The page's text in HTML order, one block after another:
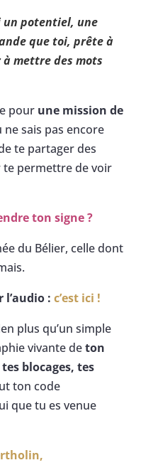
un potentiel, une
que toi, prête à
mettre des mots
pour une mission de
sais pas encore
te partager des
permettre de voir
ton signe ?
du Bélier, celle dont
l’audio : c’est ici !
plus qu’un simple
vivante deton
tes blocages, tes
ton code
que tu es venue